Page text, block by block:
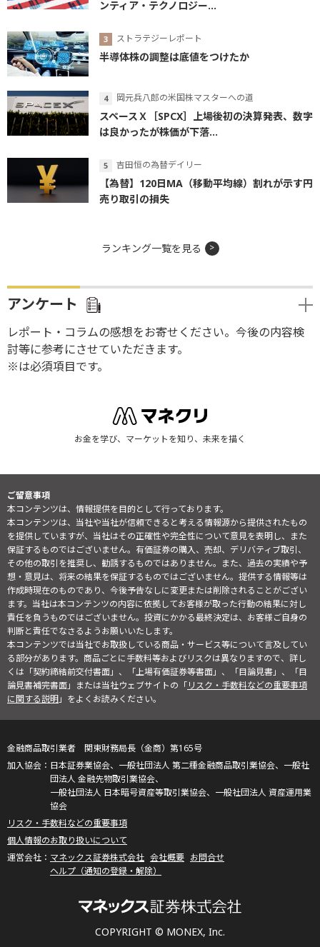
ンティア・テクノロジー...
ストラテジーレポート
半導体株の調整は底値をつけたか
岡元兵八郎の米国株マスターへの道
スペースＸ［SPCX］上場後初の決算発表、数字
は良かったが株価が下落...
吉田恒の為替デイリー
【為替】120日MA（移動平均線）割れが示す円
売り取引の損失
ランキング一覧を見る
アンケート
レポート・コラムの感想をお寄せください。今後の内容検
討等に参考にさせていただきます。
※は必須項目です。
お金を学び、マーケットを知り、未来を描く
ご留意事項
本コンテンツは、情報提供を目的として行っております。
本コンテンツは、当社や当社が信頼できると考える情報源から提供されたもの
を提供していますが、当社はその正確性や完全性について意見を表明し、また
保証するものではございません。有価証券の購入、売却、デリバティブ取引、
その他の取引を推奨し、勧誘するものではありません。また、過去の実績や予
想・意見は、将来の結果を保証するものではございません。提供する情報等は
作成時現在のものであり、今後予告なしに変更または削除されることがござい
ます。当社は本コンテンツの内容に依拠してお客様が取った行動の結果に対し
責任を負うものではございません。投資にかかる最終決定は、お客様ご自身の
判断と責任でなさるようお願いいたします。
本コンテンツでは当社でお取扱している商品・サービス等について言及してい
る部分があります。商品ごとに手数料等およびリスクは異なりますので、詳し
くは「契約締結前交付書面」、「上場有価証券等書面」、「目論見書」、「目
論見書補完書面」または当社ウェブサイトの「リスク・手数料などの重要事項
に関する説明」をよくお読みください。
COPYRIGHT © MONEX, Inc.
金融商品取引業者 関東財務局長（金商）第165号
日本証券業協会、一般社団法人 第二種金融商品取引業協会、一般社
団法人 金融先物取引業協会、
一般社団法人 日本暗号資産等取引業協会、一般社団法人 資産運用業
協会
リスク・手数料などの重要事項
個人情報のお取り扱いについて
マネックス証券株式会社 会社概要 お問合せ
ヘルプ（通知の登録・解除）